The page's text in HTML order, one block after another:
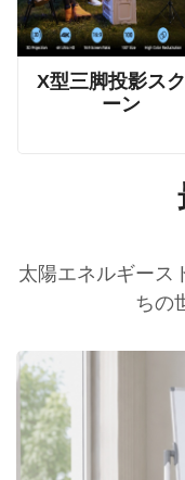
X型三脚投影ス
ーン
太陽エネルギース
ちの